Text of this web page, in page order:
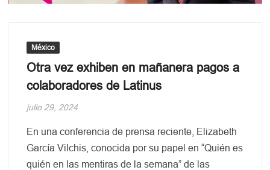
México
Otra vez exhiben en mañanera pagos a
colaboradores de Latinus
julio 29, 2024
En una conferencia de prensa reciente, Elizabeth
García Vilchis, conocida por su papel en “Quién es
quién en las mentiras de la semana” de las